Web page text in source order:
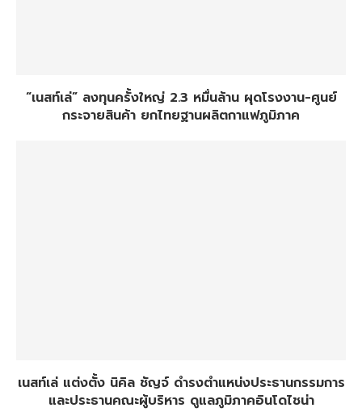
“เนสท์เล่” ลงทุนครั้งใหญ่ 2.3 หมื่นล้าน ผุดโรงงาน-ศูนย์
กระจายสินค้า ยกไทยฐานผลิตกาแฟภูมิภาค
เนสท์เล่ แต่งตั้ง นิคิล ชัญจ์ ดำรงตำแหน่งประธานกรรมการ
และประธานคณะผู้บริหาร ดูแลภูมิภาคอินโดไชน่า